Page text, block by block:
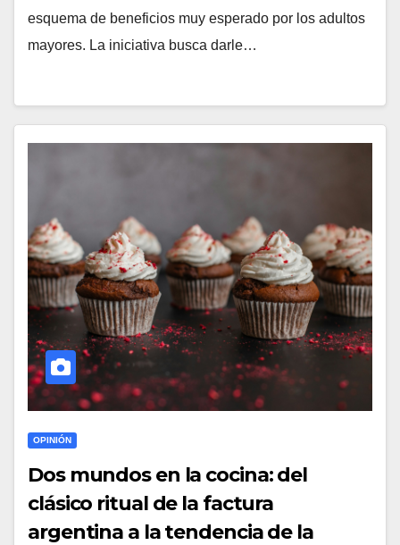
esquema de beneficios muy esperado por los adultos
mayores. La iniciativa busca darle…
OPINIÓN
Dos mundos en la cocina: del
clásico ritual de la factura
argentina a la tendencia de la